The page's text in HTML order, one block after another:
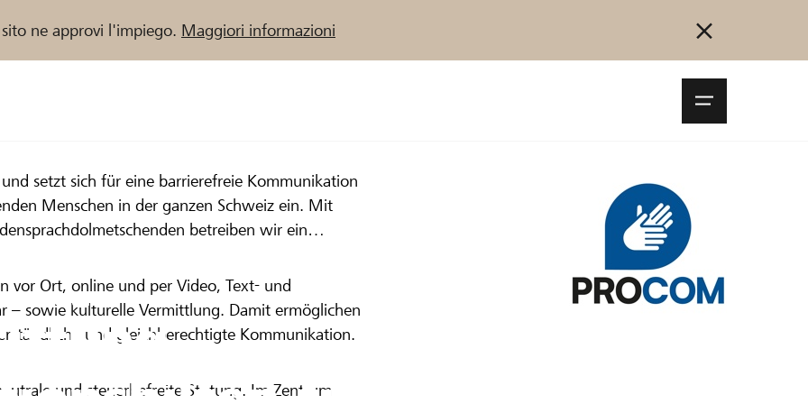
ne approvi l'impiego. Maggiori informazioni
Banche Raiffeisen Registrazione
Inizia ora
Olten
setzt sich für eine barrierefreie Kommunikation
Menschen in der ganzen Schweiz ein. Mit
betreiben wir ein
vor Ort, online und per Video, Text- und
sowie kulturelle Vermittlung. Damit ermöglichen
und gleichberechtigte Kommunikation.
und steuerbefreite Stiftung. Im Zentrum